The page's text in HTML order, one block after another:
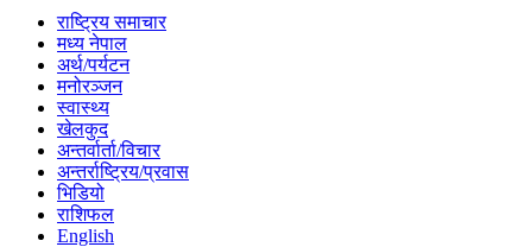
राष्ट्रिय समाचार
मध्य नेपाल
अर्थ/पर्यटन
मनोरञ्जन
स्वास्थ्य
खेलकुद
अन्तर्वार्ता/विचार
अन्तर्राष्ट्रिय/प्रवास
भिडियो
राशिफल
English